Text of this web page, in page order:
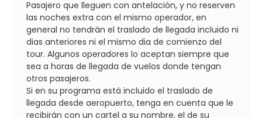
Pasajero que lleguen con antelación, y no reserven
las noches extra con el mismo operador, en
general no tendrán el traslado de llegada incluido ni
dias anteriores ni el mismo dia de comienzo del
tour. Algunos operadores lo aceptan siempre que
sea a horas de llegada de vuelos donde tengan
otros pasajeros.
Si en su programa está incluido el traslado de
llegada desde aeropuerto, tenga en cuenta que le
recibirán con un cartel a su nombre, el de su